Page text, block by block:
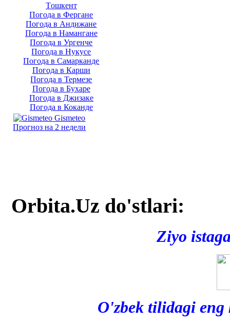
Тoшкент
Погода в Фергане
Погода в Андижане
Погода в Намангане
Погода в Ургенче
Погода в Нукусе
Погода в Самарканде
Погода в Карши
Погода в Термезе
Погода в Бухаре
Погода в Джизаке
Погода в Коканде
Gismeteo
Прогноз на 2 недели
Orbita.Uz do'stlari:
Ziyo
O'zbek tilidagi